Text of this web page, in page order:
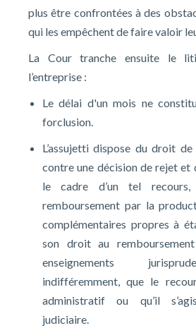
plus être confrontées à des
qui les empêchent de faire valoir
La Cour tranche ensuite le
l’entreprise :
Le délai d'un mois ne
forclusion.
L’assujetti dispose du droit
contre une décision de rejet et
le cadre d’un tel
remboursement par la
complémentaires propres à
son droit au
enseignements
indifféremment, que le
administratif ou qu’il
judiciaire.